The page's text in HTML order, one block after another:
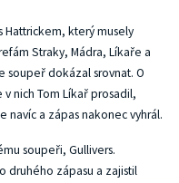
Hattrickem, který musely
Straky, Mádra, Líkaře a
soupeř dokázal srovnat. O
nich Tom Líkař prosadil,
navíc a zápas nakonec vyhrál.
soupeři, Gullivers.
druhého zápasu a zajistil